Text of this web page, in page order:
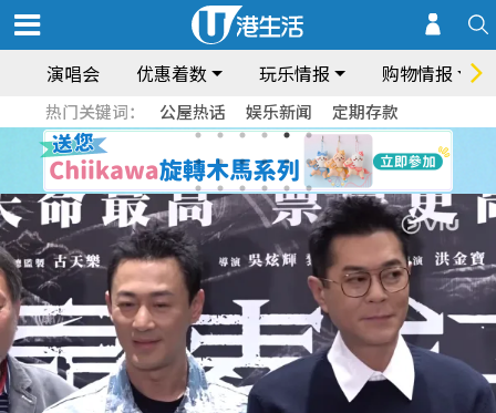
演唱会 优惠着数 玩乐情报 购物情报
热门关键词： 公屋热话 娱乐新闻 定期存款